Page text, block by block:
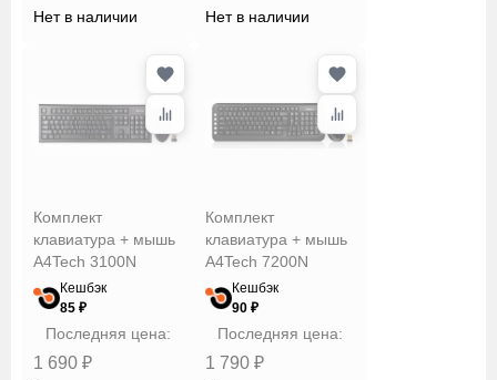
Нет в наличии Нет в наличии
Комплект
клавиатура + мышь
A4Tech 3100N
Кешбэк
85 ₽
Последняя цена:
1 690 ₽
Комплект
клавиатура + мышь
A4Tech 7200N
Кешбэк
90 ₽
Последняя цена:
1 790 ₽